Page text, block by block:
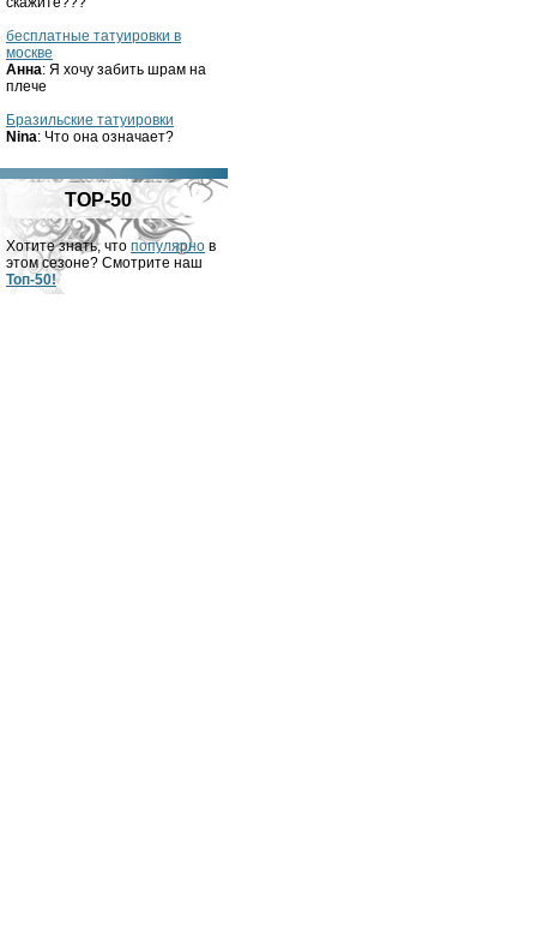
бесплатные татуировки в
москве
Анна: Я хочу забить шрам на
плече
Бразильские татуировки
Nina: Что она означает?
TOP-50
Хотите знать, что популярно в
этом сезоне? Смотрите наш
Топ-50!